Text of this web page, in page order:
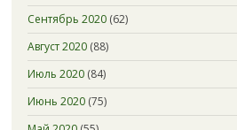
Сентябрь 2020(62)
Август 2020(88)
Июль 2020(84)
Июнь 2020(75)